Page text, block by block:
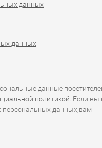
данных
данных
данные
политикой . Если вы
персональных данных,вам